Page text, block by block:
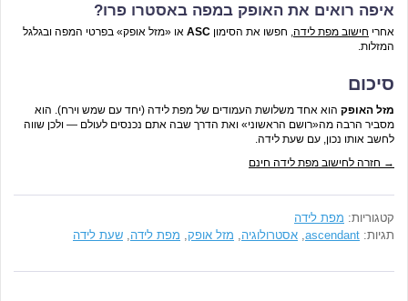
איפה רואים את האופק במפה באסטרו פרו?
אחרי חישוב מפת לידה , חפשו את הסימון ASC או «מזל אופק» בפרטי המפה ובגלגל
המזלות.
סיכום
מזל האופק הוא אחד משלושת העמודים של מפת לידה (יחד עם שמש וירח). הוא
מסביר הרבה מה«רושם הראשוני» ואת הדרך שבה אתם נכנסים לעולם — ולכן שווה
לחשב אותו נכון, עם שעת לידה.
→ חזרה לחישוב מפת לידה חינם
קטגוריות: מפת לידה
תגיות: ascendant אסטרולוגיה מזל אופק מפת לידה שעת לידה